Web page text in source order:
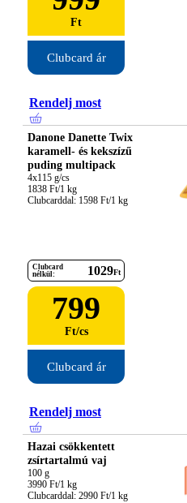
Ft
Clubcard ár
Rendelj most
Danone Danette Twix
karamell- és kekszízű
puding multipack
4x115 g/cs
1838 Ft/1 kg
Clubcarddal: 1598 Ft/1 kg
Clubcard
nélkül:
1029Ft
799
Ft/cs
Clubcard ár
Rendelj most
Hazai csökkentett
zsírtartalmú vaj
100 g
3990 Ft/1 kg
Clubcarddal: 2990 Ft/1 kg